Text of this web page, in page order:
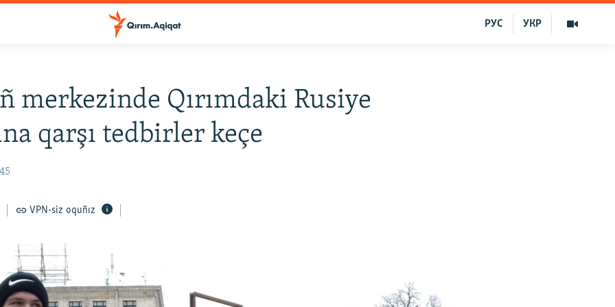
УКР
РУС
merkezinde Qırımdaki Rusiye
qarşı tedbirler keçe
VPN-siz oquñız